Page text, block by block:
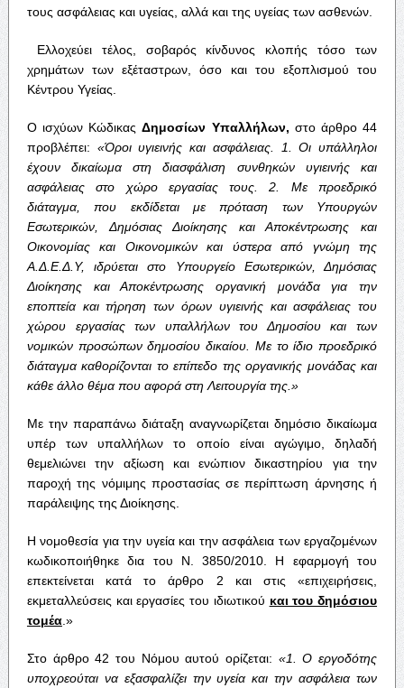
τους ασφάλειας και υγείας, αλλά και της υγείας των ασθενών.
Ελλοχεύει τέλος, σοβαρός κίνδυνος κλοπής τόσο των
χρημάτων των εξέταστρων, όσο και του εξοπλισμού του
Κέντρου Υγείας.
Ο ισχύων ΚώδικαςΔημοσίων Υπαλλήλων, στο άρθρο 44
προβλέπει: «Όροι υγιεινής και ασφάλειας. 1. Οι υπάλληλοι
έχουν δικαίωμα στη διασφάλιση συνθηκών υγιεινής και
ασφάλειας στο χώρο εργασίας τους. 2. Με προεδρικό
διάταγμα, που εκδίδεται με πρόταση των Υπουργών
Εσωτερικών, Δημόσιας Διοίκησης και Αποκέντρωσης και
Οικονομίας και Οικονομικών και ύστερα από γνώμη της
Α.Δ.Ε.Δ.Υ, ιδρύεται στο Υπουργείο Εσωτερικών, Δημόσιας
Διοίκησης και Αποκέντρωσης οργανική μονάδα για την
εποπτεία και τήρηση των όρων υγιεινής και ασφάλειας του
χώρου εργασίας των υπαλλήλων του Δημοσίου και των
νομικών προσώπων δημοσίου δικαίου. Με το ίδιο προεδρικό
διάταγμα καθορίζονται το επίπεδο της οργανικής μονάδας και
κάθε άλλο θέμα που αφορά στη Λειτουργία της.»
Με την παραπάνω διάταξη αναγνωρίζεται δημόσιο δικαίωμα
υπέρ των υπαλλήλων το οποίο είναι αγώγιμο, δηλαδή
θεμελιώνει την αξίωση και ενώπιον δικαστηρίου για την
παροχή της νόμιμης προστασίας σε περίπτωση άρνησης ή
παράλειψης της Διοίκησης.
Η νομοθεσία για την υγεία και την ασφάλεια των εργαζομένων
κωδικοποιήθηκε δια του Ν. 3850/2010. Η εφαρμογή του
επεκτείνεται κατά το άρθρο 2 και στις «επιχειρήσεις,
εκμεταλλεύσεις και εργασίες του ιδιωτικού και του δημόσιου
τομέα.»
Στο άρθρο 42 του Νόμου αυτού ορίζεται: «1. Ο εργοδότης
υποχρεούται να εξασφαλίζει την υγεία και την ασφάλεια των